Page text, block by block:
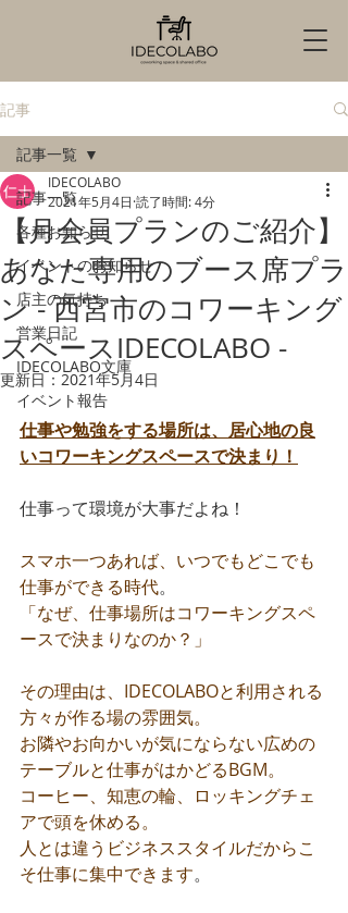
記事
記事一覧
各種お知らせ
イベントのお知らせ
店主の気持ち
営業日記
IDECOLABO文庫
イベント報告
記事一覧
【月会員プランのご紹介】
あなた専用のブース席プラ
ン - 西宮市のコワーキング
スペースIDECOLABO -
IDECOLABO
2021年5月4日 読了時間: 4分
更新日：2021年5月4日
仕事や勉強をする場所は、居心地の良
いコワーキングスペースで決まり！
仕事って環境が大事だよね！
スマホ一つあれば、いつでもどこでも
仕事ができる時代。
「なぜ、仕事場所はコワーキングスペ
ースで決まりなのか？」
その理由は、IDECOLABOと利用される
方々が作る場の雰囲気。
お隣やお向かいが気にならない広めの
テーブルと仕事がはかどるBGM。
コーヒー、知恵の輪、ロッキングチェ
アで頭を休める。
人とは違うビジネススタイルだからこ
そ仕事に集中できます。